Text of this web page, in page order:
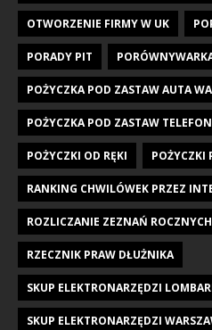
OTWORZENIE FIRMY W UK
PORADY PIT
POŻYCZKA POD ZASTAW AUTA
POŻYCZKA POD ZASTAW
POŻYCZKI OD RĘKI POŻYCZKI
RANKING CHWILÓWEK PRZEZ
ROZLICZANIE ZEZNAŃ
RZECZNIK PRAW DŁUŻNIKA
SKUP ELEKTRONARZĘDZI
SKUP ELEKTRONARZĘDZI